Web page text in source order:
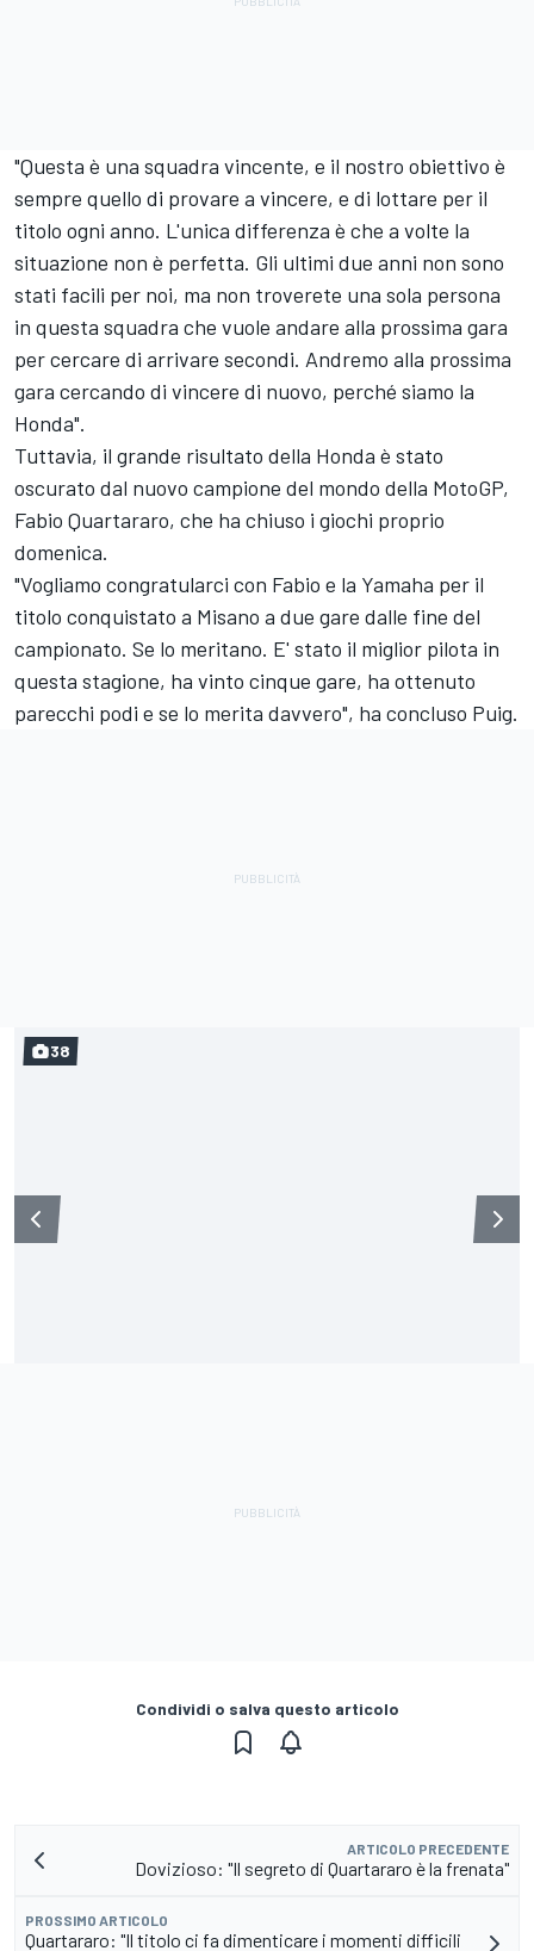
"Questa è una squadra vincente, e il nostro obiettivo è
sempre quello di provare a vincere, e di lottare per il
titolo ogni anno. L'unica differenza è che a volte la
situazione non è perfetta. Gli ultimi due anni non sono
stati facili per noi, ma non troverete una sola persona
in questa squadra che vuole andare alla prossima gara
per cercare di arrivare secondi. Andremo alla prossima
gara cercando di vincere di nuovo, perché siamo la
Honda".
Tuttavia, il grande risultato della Honda è stato
oscurato dal nuovo campione del mondo della MotoGP,
Fabio Quartararo, che ha chiuso i giochi proprio
domenica.
"Vogliamo congratularci con Fabio e la Yamaha per il
titolo conquistato a Misano a due gare dalle fine del
campionato. Se lo meritano. E' stato il miglior pilota in
questa stagione, ha vinto cinque gare, ha ottenuto
parecchi podi e se lo merita davvero", ha concluso Puig.
38
Condividi o salva questo articolo
ARTICOLO PRECEDENTE
Dovizioso: "Il segreto di Quartararo è la frenata"
PROSSIMO ARTICOLO
Quartararo: "Il titolo ci fa dimenticare i momenti difficili